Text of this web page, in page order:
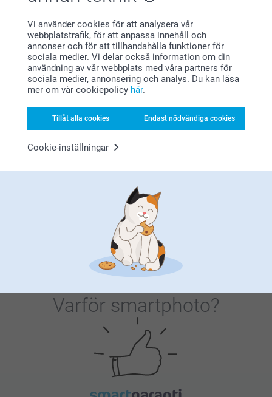
Vi använder cookies för att analysera vår
webbplatstrafik, för att anpassa innehåll och
annonser och för att tillhandahålla funktioner för
sociala medier. Vi delar också information om din
användning av vår webbplats med våra partners för
sociala medier, annonsering och analys. Du kan läsa
mer om vår cookiepolicy här.
Tillåt alla cookies Endast nödvändiga cookies
Cookie-inställningar
Birgitta,
2020-10-08
Sparbössan var fin men lite dyr i förhållande till utförande.
Relaterade produkter
(20 omdömen)
189,00
Fotopussel Kakburk metall
Från
(113 omdömen)
Varför smartphoto?